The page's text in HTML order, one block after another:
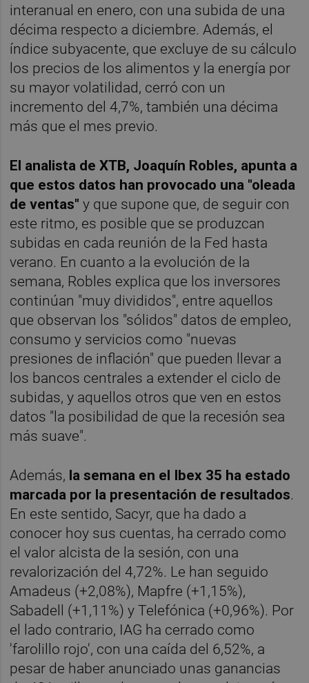
interanual en enero, con una subida de una
décima respecto a diciembre. Además, el
índice subyacente, que excluye de su cálculo
los precios de los alimentos y la energía por
su mayor volatilidad, cerró con un
incremento del 4,7%, también una décima
más que el mes previo.
El analista de XTB, Joaquín Robles, apunta a
que estos datos han provocado una "oleada
de ventas"y que supone que, de seguir con
este ritmo, es posible que se produzcan
subidas en cada reunión de la Fed hasta
verano. En cuanto a la evolución de la
semana, Robles explica que los inversores
continúan "muy divididos", entre aquellos
que observan los "sólidos" datos de empleo,
consumo y servicios como "nuevas
presiones de inflación" que pueden llevar a
los bancos centrales a extender el ciclo de
subidas, y aquellos otros que ven en estos
datos "la posibilidad de que la recesión sea
más suave".
Además, la semana en el Ibex 35 ha estado
marcada por la presentación de resultados.
En este sentido, Sacyr, que ha dado a
conocer hoy sus cuentas, ha cerrado como
el valor alcista de la sesión, con una
revalorización del 4,72%. Le han seguido
Amadeus (+2,08%), Mapfre (+1,15%),
Sabadell (+1,11%) y Telefónica (+0,96%). Por
el lado contrario, IAG ha cerrado como
'farolillo rojo', con una caída del 6,52%, a
pesar de haber anunciado unas ganancias